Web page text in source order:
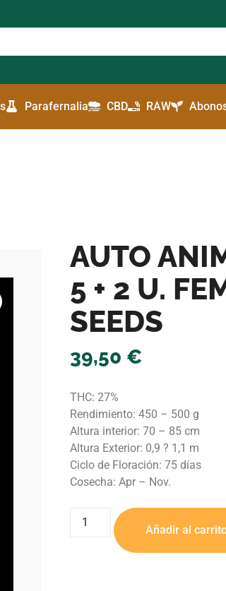
Parafernalia CBD RAW
AUTO
5 + 2 U.
SEEDS
39,50 €
THC: 27%
Rendimiento: 450 – 500 g
Altura interior: 70 – 85 cm
Altura Exterior: 0,9 ? 1,1 m
Ciclo de Floración: 75 días
Cosecha: Apr – Nov.
Añadir al